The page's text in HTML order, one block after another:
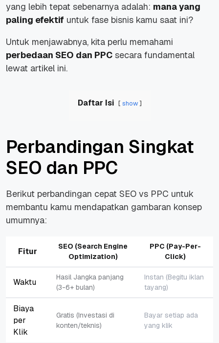
yang lebih tepat sebenarnya adalah: mana yang
paling efektif untuk fase bisnis kamu saat ini?
Untuk menjawabnya, kita perlu memahami
perbedaan SEO dan PPC secara fundamental
lewat artikel ini.
Daftar Isi show
Perbandingan Singkat
SEO dan PPC
Berikut perbandingan cepat SEO vs PPC untuk
membantu kamu mendapatkan gambaran konsep
umumnya:
Fitur
SEO (Search Engine
Optimization)
PPC (Pay-Per-
Click)
Waktu
Hasil Jangka panjang
(3-6+ bulan)
Instan (Begitu iklan
tayang)
Biaya
per
Klik
Gratis (Investasi di
konten/teknis)
Bayar setiap ada
yang klik